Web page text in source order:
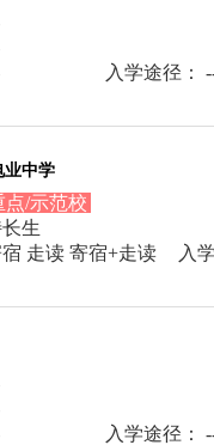
入学途径：
业中学
点/示范校
生
走读 寄宿+走读
入
入学途径：